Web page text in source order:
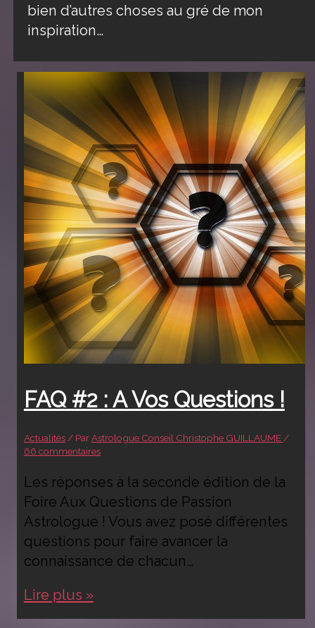
bien d’autres choses au gré de mon
inspiration…
FAQ #2 : A Vos Questions !
Actualités/ ParAstrologue Conseil Christophe GUILLAUME /
66 commentaires
Les réponses à la seconde édition de la
Foire Aux Questions de Passion
Astrologue ! Vous avez posé différentes
questions pour faire avancer la
connaissance de chacun…
FAQ
Lire plus »